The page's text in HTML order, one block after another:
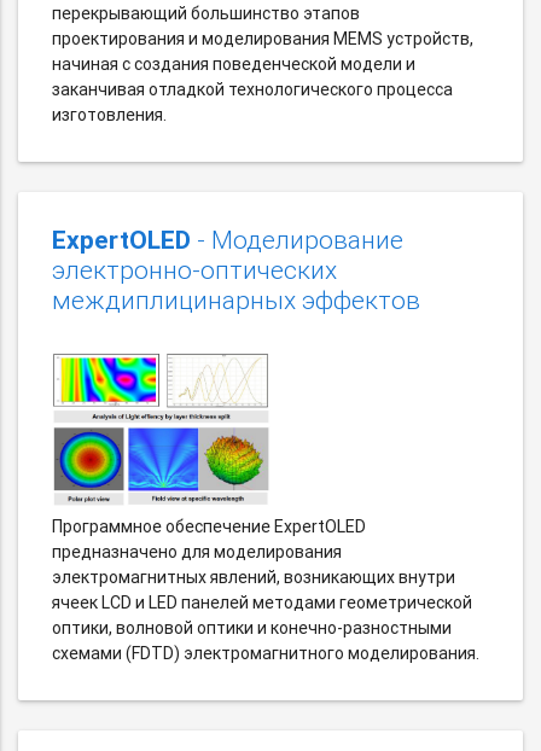
перекрывающий большинство этапов
проектирования и моделирования MEMS устройств,
начиная с создания поведенческой модели и
заканчивая отладкой технологического процесса
изготовления.
ExpertOLED - Моделирование
электронно-оптических
междиплицинарных эффектов
Программное обеспечение ExpertOLED
предназначено для моделирования
электромагнитных явлений, возникающих внутри
ячеек LCD и LED панелей методами геометрической
оптики, волновой оптики и конечно-разностными
схемами (FDTD) электромагнитного моделирования.